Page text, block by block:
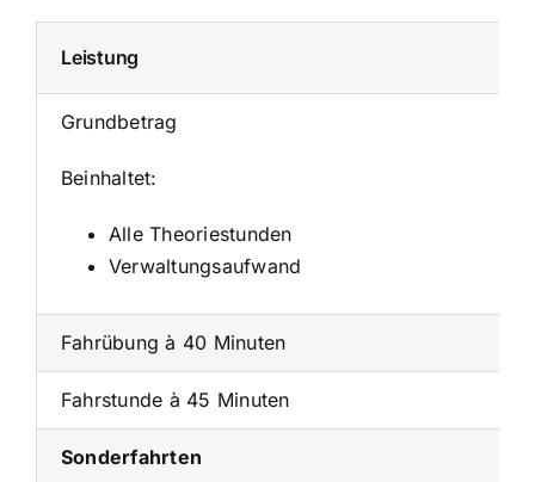
Leistung
Grundbetrag
Beinhaltet:
Alle Theoriestunden
Verwaltungsaufwand
Fahrübung à 40 Minuten
Fahrstunde à 45 Minuten
Sonderfahrten